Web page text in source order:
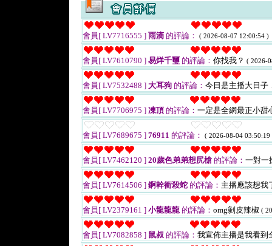
會員[ LV7716555 ] 雨滴 的評論： ( 2026-08-07 12:00:54 )
會員[ LV7610790 ] 易烊千璽 的評論： 你找我？ ( 2026-
會員[ LV7532488 ] 大耳狗 的評論： 今日是主播大日子
會員[ LV7706975 ] 凍頂 的評論： 一定是全網最正小甜
會員[ LV7689675 ] 76911 的評論： ( 2026-08-04 03:50:19
會員[ LV7462120 ] 20歲色弟弟想尻槍 的評論： 一對一
會員[ LV7614506 ] 錒幹衝殺蛇 的評論： 主播應該想我
會員[ LV2379161 ] 小龍龍龍 的評論： omg剝皮辣椒 (
會員[ LV7082858 ] 鼠叔 的評論： 我宣佈主播是我看